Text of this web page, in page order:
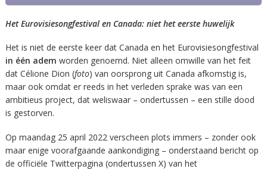
Het Eurovisiesongfestival en Canada: niet het eerste huwelijk
Het is niet de eerste keer dat Canada en het Eurovisiesongfestival
in één adem worden genoemd. Niet alleen omwille van het feit
dat Célione Dion (foto) van oorsprong uit Canada afkomstig is,
maar ook omdat er reeds in het verleden sprake was van een
ambitieus project, dat weliswaar – ondertussen – een stille dood
is gestorven.
Op maandag 25 april 2022 verscheen plots immers – zonder ook
maar enige voorafgaande aankondiging – onderstaand bericht op
de officiële Twitterpagina (ondertussen X) van het